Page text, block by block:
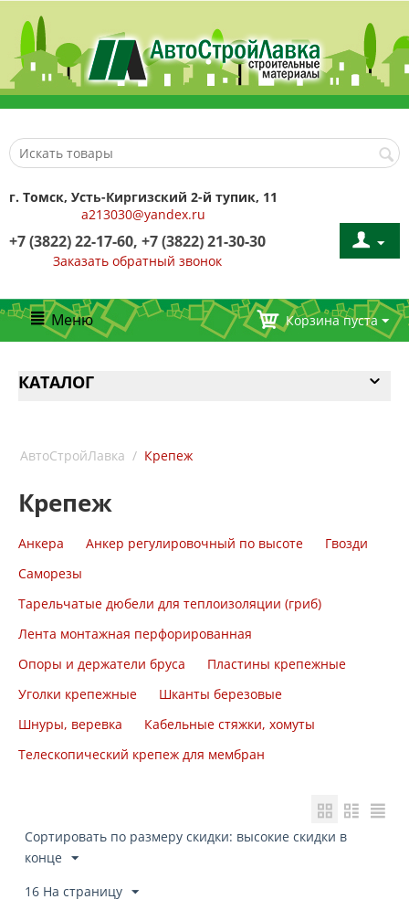
г. Томск, Усть-Киргизский 2-й тупик, 11
a213030@yandex.ru
+7 (3822) 22-17-60, +7 (3822) 21-30-30
Заказать обратный звонок
Меню Корзина пуста
КАТАЛОГ
АвтоСтройЛавка / Крепеж
Крепеж
Анкера Анкер регулировочный по высоте
Гвозди
Саморезы
Тарельчатые дюбели для теплоизоляции (гриб)
Лента монтажная перфорированная
Опоры и держатели бруса
Пластины крепежные
Уголки крепежные
Шканты березовые
Шнуры, веревка
Кабельные стяжки, хомуты
Телескопический крепеж для мембран
Сортировать по размеру скидки: высокие скидки в
конце
16 На страницу